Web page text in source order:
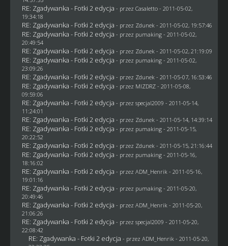
RE: Zgadywanka - Fotki 2 edycja - przez Casaletto- 2011-05-02,
19:34:18
RE: Zgadywanka - Fotki 2 edycja - przez Zdunek - 2011-05-02, 19:57:46
RE: Zgadywanka - Fotki 2 edycja - przez pumaking- 2011-05-02,
20:49:54
RE: Zgadywanka - Fotki 2 edycja - przez Zdunek - 2011-05-02, 21:19:09
RE: Zgadywanka - Fotki 2 edycja - przez pumaking- 2011-05-02,
23:09:26
RE: Zgadywanka - Fotki 2 edycja - przez Zdunek - 2011-05-07, 16:53:46
RE: Zgadywanka - Fotki 2 edycja - przez MIZDRZ- 2011-05-08,
09:59:06
RE: Zgadywanka - Fotki 2 edycja - przez specjal2009 - 2011-05-14,
11:24:01
RE: Zgadywanka - Fotki 2 edycja - przez Zdunek - 2011-05-14, 14:39:14
RE: Zgadywanka - Fotki 2 edycja - przez pumaking- 2011-05-15,
20:22:52
RE: Zgadywanka - Fotki 2 edycja - przez Zdunek - 2011-05-15, 21:16:44
RE: Zgadywanka - Fotki 2 edycja - przez pumaking- 2011-05-16,
18:16:02
RE: Zgadywanka - Fotki 2 edycja - przez ADM_Henrik - 2011-05-16,
19:01:16
RE: Zgadywanka - Fotki 2 edycja - przez pumaking- 2011-05-20,
20:49:46
RE: Zgadywanka - Fotki 2 edycja - przez ADM_Henrik - 2011-05-20,
21:06:26
RE: Zgadywanka - Fotki 2 edycja - przez specjal2009 - 2011-05-20,
22:08:42
RE: Zgadywanka - Fotki 2 edycja - przez ADM_Henrik - 2011-05-20,